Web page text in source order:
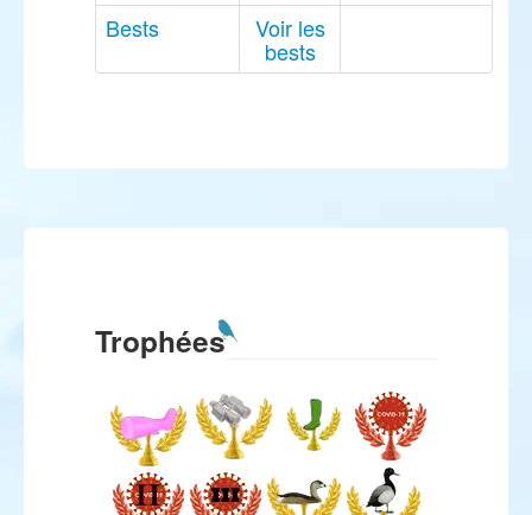
Bests
Voir les
bests
Trophées